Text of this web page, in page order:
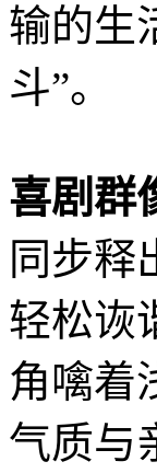
输的生
斗”。
喜剧群
同步释
轻松诙
角噙着
气质与